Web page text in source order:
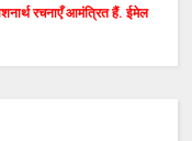
रचनाएँ आमंत्रित हैं. ईमेल